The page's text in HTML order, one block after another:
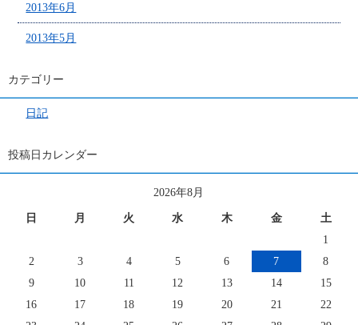
2013年6月
2013年5月
カテゴリー
日記
投稿日カレンダー
2026年8月
日 月 火 水 木 金
土
1
2
3 4 5 6 7
8
9
10 11 12 13 14
15
16
17 18 19 20 21
22